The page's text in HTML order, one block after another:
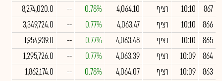
867
10:10 רציף 4,064.10
0.78%
--
8,274,020.0
866
10:10 רציף 4,063.47
0.77%
--
3,349,724.0
865
10:10 רציף 4,063.48
0.77%
--
1,954,939.0
864
10:09 רציף 4,063.39
0.77%
--
1,295,726.0
863
10:09 רציף 4,064.07
0.78%
--
1,862,174.0